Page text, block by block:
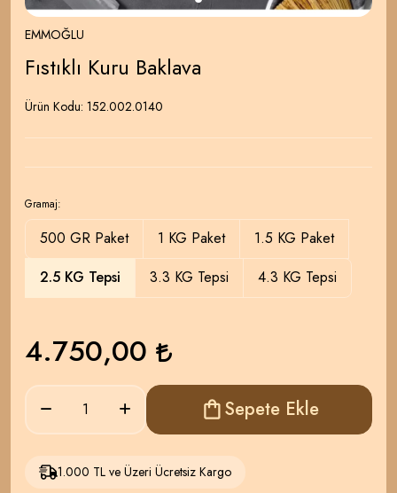
EMMOĞLU
Fıstıklı Kuru Baklava
Ürün Kodu: 152.002.0140
Gramaj:
500 GR Paket 1 KG Paket
1.5 KG Paket
2.5 KG Tepsi
3.3 KG Tepsi 4.3 KG Tepsi
4.750,00
Sepete Ekle
1.000 TL ve Üzeri Ücretsiz Kargo